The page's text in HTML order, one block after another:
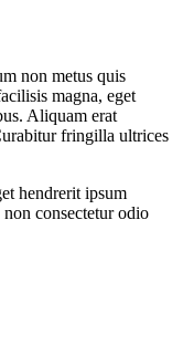
non metus quis
magna, eget
Aliquam erat
fringilla ultrices
hendrerit ipsum
consectetur odio